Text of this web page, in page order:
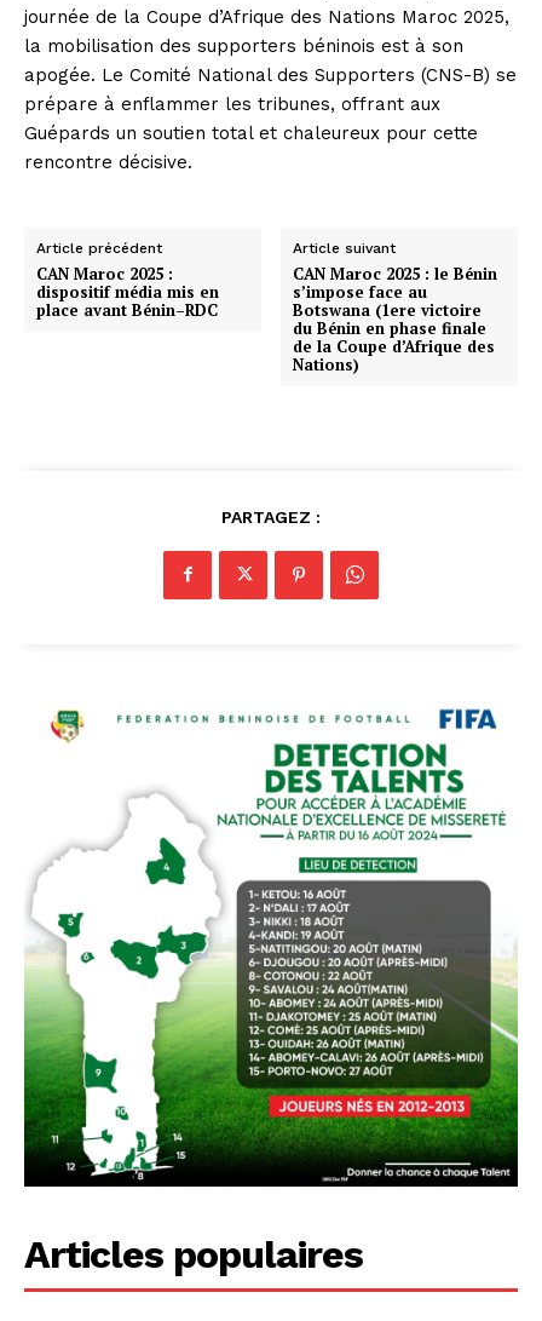
journée de la Coupe d’Afrique des Nations Maroc 2025,
la mobilisation des supporters béninois est à son
apogée. Le Comité National des Supporters (CNS-B) se
prépare à enflammer les tribunes, offrant aux
Guépards un soutien total et chaleureux pour cette
rencontre décisive.
Article précédent
CAN Maroc 2025 :
dispositif média mis en
place avant Bénin–RDC
Article suivant
CAN Maroc 2025 : le Bénin
s’impose face au
Botswana (1ere victoire
du Bénin en phase finale
de la Coupe d’Afrique des
Nations)
PARTAGEZ :
Articles populaires